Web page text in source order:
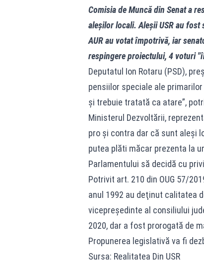
Comisia de Muncă din Senat a
aleşilor locali. Aleșii USR au fost
AUR au votat împotrivă, iar
respingere proiectului, 4 voturi
Deputatul Ion Rotaru (PSD),
pensiilor speciale ale
şi trebuie tratată ca atare”,
Ministerul Dezvoltării,
pro și contra dar că sunt aleși
putea plăti măcar prezenta la
Parlamentului să decidă cu
Potrivit art. 210 din OUG 57/
anul 1992 au deţinut calitatea
vicepreşedinte al consiliului
2020, dar a fost prorogată de
Propunerea legislativă va fi
Sursa: Realitatea Din USR